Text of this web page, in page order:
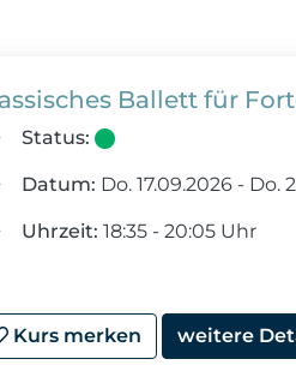
Ballett für
Status:
Datum: Do.17.09.2026 - Do.
Uhrzeit: 18:35 - 20:05 Uhr
Kurs merken weitere